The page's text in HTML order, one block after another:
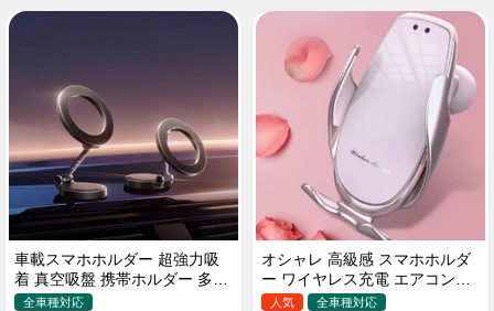
車載スマホホルダー 超強力吸
着 真空吸盤 携帯ホルダー 多角
度調整 360°回転な台座 車用ホ
全車種対応
オシャレ 高級感 スマホホルダ
ー ワイヤレス充電 エアコン吹
き出し口/ 吸盤タイプ 女性
人気 全車種対応